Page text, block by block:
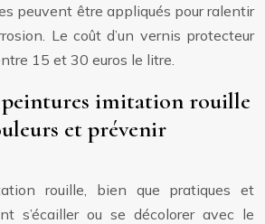
peuvent être appliqués pour ralentir
Le coût d’un vernis protecteur
15 et 30 euros le litre.
imitation rouille
et prévenir
rouille, bien que pratiques et
s’écailler ou se décolorer avec le